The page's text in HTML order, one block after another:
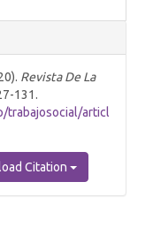
Revista De La
131.
trabajosocial/articl
Citation